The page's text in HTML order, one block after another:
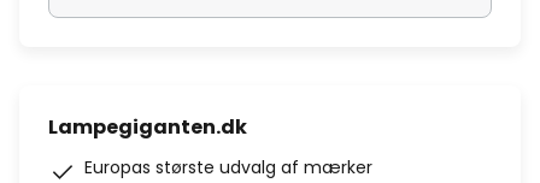
Lampegiganten.dk
Europas største udvalg af mærker